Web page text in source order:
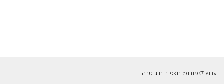
ערוץ 7 פורומים פורום גיטרה